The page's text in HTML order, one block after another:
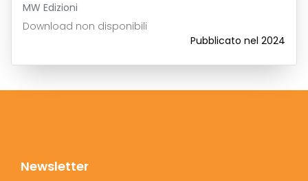
MW Edizioni
Download non disponibili
Pubblicato nel 2024
Newsletter